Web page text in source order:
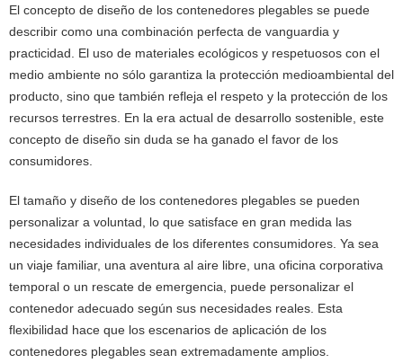
El concepto de diseño de los contenedores plegables se puede
describir como una combinación perfecta de vanguardia y
practicidad. El uso de materiales ecológicos y respetuosos con el
medio ambiente no sólo garantiza la protección medioambiental del
producto, sino que también refleja el respeto y la protección de los
recursos terrestres. En la era actual de desarrollo sostenible, este
concepto de diseño sin duda se ha ganado el favor de los
consumidores.
El tamaño y diseño de los contenedores plegables se pueden
personalizar a voluntad, lo que satisface en gran medida las
necesidades individuales de los diferentes consumidores. Ya sea
un viaje familiar, una aventura al aire libre, una oficina corporativa
temporal o un rescate de emergencia, puede personalizar el
contenedor adecuado según sus necesidades reales. Esta
flexibilidad hace que los escenarios de aplicación de los
contenedores plegables sean extremadamente amplios.